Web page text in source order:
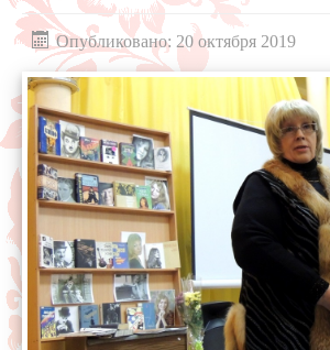
Опубликовано: 20 октября 2019